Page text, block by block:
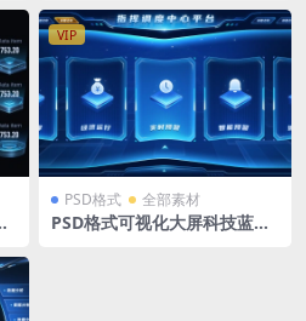
入口
VIP
PSD格式 全部素材
PSD格式可视化大屏科技蓝色t